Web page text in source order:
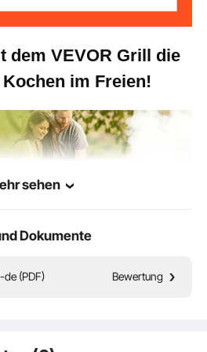
dem VEVOR Grill die
im Freien!
sehen
Dokumente
(PDF) Bewertung